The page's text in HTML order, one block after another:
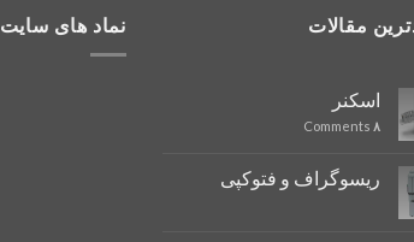
مقالات
اسکنر
۸
ریسوگراف و فتوکپی
نماد های سایت